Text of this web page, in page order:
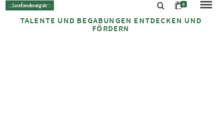
0
TALENTE UND BEGABUNGEN ENTDECKEN UND
FÖRDERN